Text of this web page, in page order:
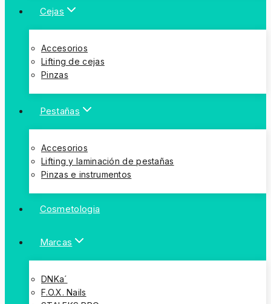
Cejas
Accesorios
Lifting de cejas
Pinzas
Pestañas
Accesorios
Lifting y laminación de pestañas
Pinzas e instrumentos
Cosmetologia
Marcas
DNKa´
F.O.X. Nails